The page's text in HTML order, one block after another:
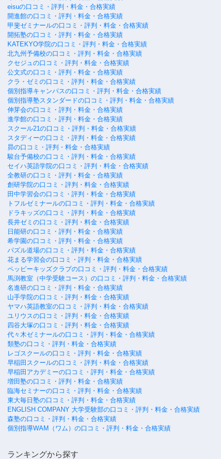
eisuの口コミ・評判・料金・合格実績
開進館の口コミ・評判・料金・合格実績
甲斐ゼミナールの口コミ・評判・料金・合格実績
開拓塾の口コミ・評判・料金・合格実績
KATEKYO学院の口コミ・評判・料金・合格実績
北九州予備校の口コミ・評判・料金・合格実績
クセジュの口コミ・評判・料金・合格実績
公文式の口コミ・評判・料金・合格実績
クラ・ゼミの口コミ・評判・料金・合格実績
個別指導キャンパスの口コミ・評判・料金・合格実績
個別指導塾スタンダードの口コミ・評判・料金・合格実績
伸芽会の口コミ・評判・料金・合格実績
進学館の口コミ・評判・料金・合格実績
スクール21の口コミ・評判・料金・合格実績
スタディーの口コミ・評判・料金・合格実績
昴の口コミ・評判・料金・合格実績
駿台予備校の口コミ・評判・料金・合格実績
セイハ英語学院の口コミ・評判・料金・合格実績
全教研の口コミ・評判・料金・合格実績
創研学院の口コミ・評判・料金・合格実績
田中学習会の口コミ・評判・料金・合格実績
トフルゼミナールの口コミ・評判・料金・合格実績
ドラキッズの口コミ・評判・料金・合格実績
長井ゼミの口コミ・評判・料金・合格実績
日能研の口コミ・評判・料金・合格実績
希学園の口コミ・評判・料金・合格実績
パズル道場の口コミ・評判・料金・合格実績
花まる学習会の口コミ・評判・料金・合格実績
ペッピーキッズクラブの口コミ・評判・料金・合格実績
馬渕教室（中学受験コース）の口コミ・評判・料金・合格実績
名進研の口コミ・評判・料金・合格実績
山手学院の口コミ・評判・料金・合格実績
ヤマハ英語教室の口コミ・評判・料金・合格実績
ユリウスの口コミ・評判・料金・合格実績
四谷大塚の口コミ・評判・料金・合格実績
代々木ゼミナールの口コミ・評判・料金・合格実績
類塾の口コミ・評判・料金・合格実績
レゴスクールの口コミ・評判・料金・合格実績
早稲田スクールの口コミ・評判・料金・合格実績
早稲田アカデミーの口コミ・評判・料金・合格実績
増田塾の口コミ・評判・料金・合格実績
臨海セミナーの口コミ・評判・料金・合格実績
東大毎日塾の口コミ・評判・料金・合格実績
ENGLISH COMPANY 大学受験部の口コミ・評判・料金・合格実績
森塾の口コミ・評判・料金・合格実績
個別指導WAM（ワム）の口コミ・評判・料金・合格実績
ランキングから探す